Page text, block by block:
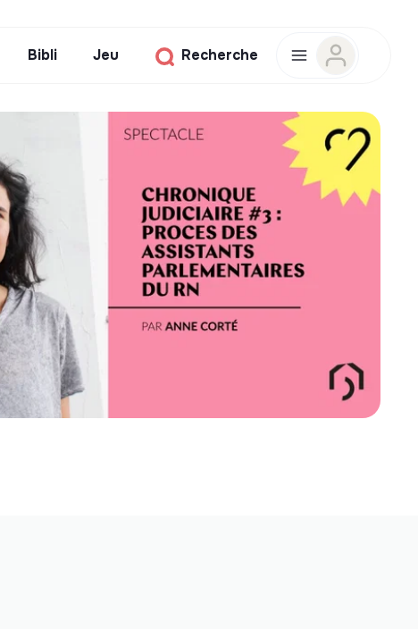
Bibli Jeu Recherche